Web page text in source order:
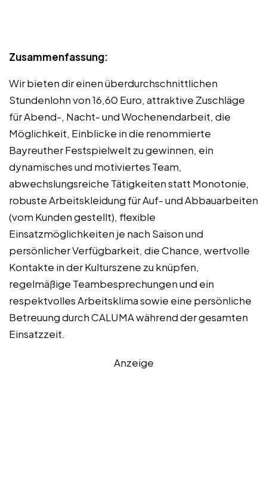
Zusammenfassung:
Wir bieten dir einen überdurchschnittlichen
Stundenlohn von 16,60 Euro, attraktive Zuschläge
für Abend-, Nacht- und Wochenendarbeit, die
Möglichkeit, Einblicke in die renommierte
Bayreuther Festspielwelt zu gewinnen, ein
dynamisches und motiviertes Team,
abwechslungsreiche Tätigkeiten statt Monotonie,
robuste Arbeitskleidung für Auf- und Abbauarbeiten
(vom Kunden gestellt), flexible
Einsatzmöglichkeiten je nach Saison und
persönlicher Verfügbarkeit, die Chance, wertvolle
Kontakte in der Kulturszene zu knüpfen,
regelmäßige Teambesprechungen und ein
respektvolles Arbeitsklima sowie eine persönliche
Betreuung durch CALUMA während der gesamten
Einsatzzeit.
Anzeige